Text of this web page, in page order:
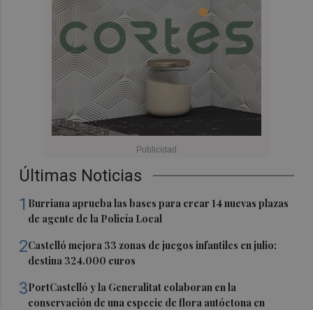
Últimas Noticias
1 Burriana aprueba las bases para crear 14 nuevas plazas
de agente de la Policía Local
2Castelló mejora 33 zonas de juegos infantiles en julio:
destina 324.000 euros
3PortCastelló y la Generalitat colaboran en la
conservación de una especie de flora autóctona en